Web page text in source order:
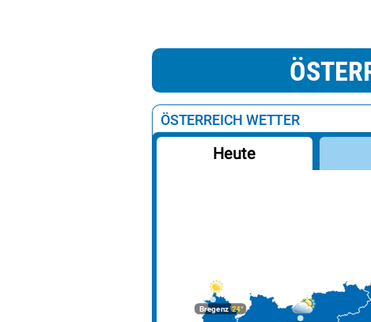
ÖSTERREICH WETTER
Heute
Bregenz24°